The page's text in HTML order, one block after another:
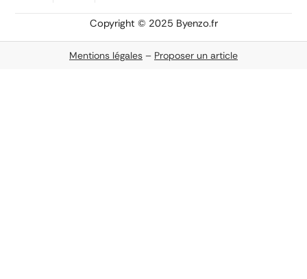
Copyright © 2025 Byenzo.fr
Mentions légales – Proposer un article